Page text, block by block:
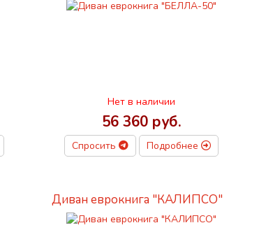
Нет в наличии
56 360 руб.
Спросить Подробнее
Диван еврокнига "КАЛИПСО"